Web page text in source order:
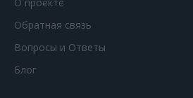
Обратная связь
Вопросы и Ответы
Блог